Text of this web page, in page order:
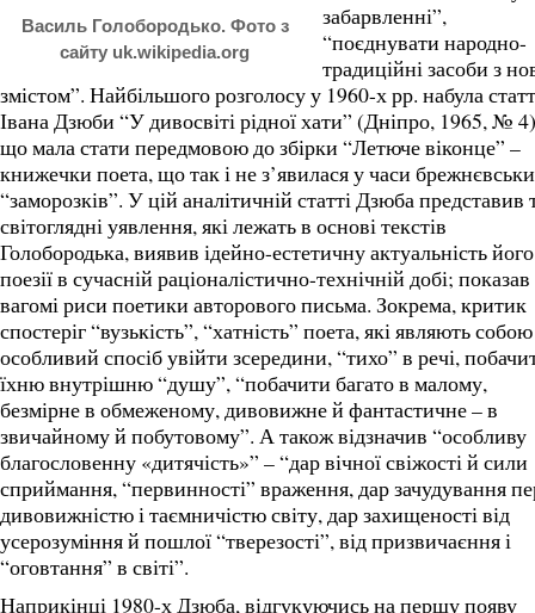
Василь Голобородько. Фото з
сайту uk.wikipedia.org
забарвленні”,
“поєднувати народно-
традиційні засоби з
змістом”. Найбільшого розголосу у 1960-х рр. набула
Івана Дзюби “У дивосвіті рідної хати” (Дніпро, 1965, №
що мала стати передмовою до збірки “Летюче віконце” –
книжечки поета, що так і не з’явилася у часи
“заморозків”. У цій аналітичній статті Дзюба представив
світоглядні уявлення, які лежать в основі текстів
Голобородька, виявив ідейно-естетичну актуальність його
поезії в сучасній раціоналістично-технічній добі; показав
вагомі риси поетики авторового письма. Зокрема, критик
спостеріг “вузькість”, “хатність” поета, які являють собою
особливий спосіб увійти зсередини, “тихо” в речі,
їхню внутрішню “душу”, “побачити багато в малому,
безмірне в обмеженому, дивовижне й фантастичне – в
звичайному й побутовому”. А також відзначив “особливу
благословенну «дитячість»” – “дар вічної свіжості й сили
сприймання, “первинності” враження, дар зачудування
дивовижністю і таємничістю світу, дар захищеності від
усерозуміння й пошлої “тверезості”, від призвичаєння і
“оговтання” в світі”.
Наприкінці 1980-х Дзюба, відгукуючись на першу появу